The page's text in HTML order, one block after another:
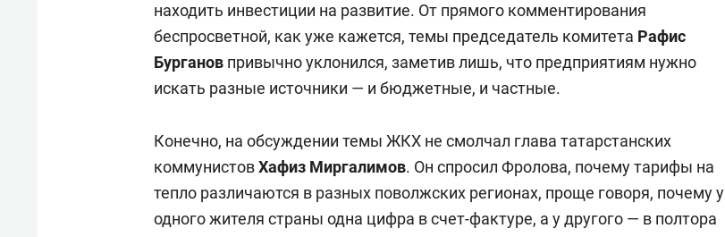
находить инвестиции на развитие. От прямого комментирования
беспросветной, как уже кажется, темы председатель комитета Рафис
Бурганов привычно уклонился, заметив лишь, что предприятиям нужно
искать разные источники — и бюджетные, и частные.
Конечно, на обсуждении темы ЖКХ не смолчал глава татарстанских
коммунистовХафиз Миргалимов. Он спросил Фролова, почему тарифы на
тепло различаются в разных поволжских регионах, проще говоря, почему у
одного жителя страны одна цифра в счет-фактуре, а у другого — в полтора